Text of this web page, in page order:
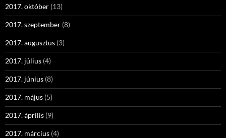
2017. október (13)
2017. szeptember (8)
2017. augusztus (3)
2017. július (4)
2017. június (8)
2017. május (5)
2017. április (9)
2017. március (4)